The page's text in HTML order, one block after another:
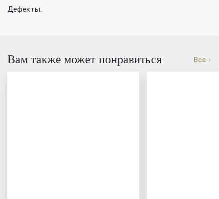
Дефекты.
Вам также может понравиться Все